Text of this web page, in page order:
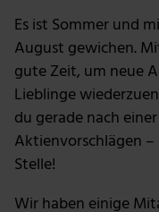
Es ist Sommer und
August gewichen.
gute Zeit, um neue
Lieblinge
du gerade nach
Aktienvorschlägen
Stelle!
Wir haben einige